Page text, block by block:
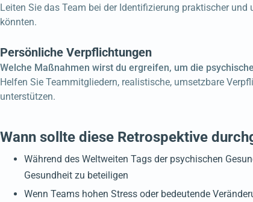
Leiten Sie das Team bei der Identifizierung praktischer
könnten.
Persönliche Verpflichtungen
Welche Maßnahmen wirst du ergreifen, um die
Helfen Sie Teammitgliedern, realistische, umsetzbare
unterstützen.
Wann sollte diese Retrospektive
Während des Weltweiten Tags der psychischen
Gesundheit zu beteiligen
Wenn Teams hohen Stress oder bedeutende